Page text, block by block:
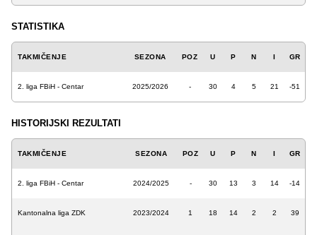
STATISTIKA
TAKMIČENJE SEZONA POZ U P N I GR
2. liga FBiH - Centar 2025/2026 - 30 4 5 21 -51
HISTORIJSKI REZULTATI
TAKMIČENJE SEZONA POZ U P N I GR
2. liga FBiH - Centar 2024/2025 - 30 13 3 14 -14
Kantonalna liga ZDK 2023/2024 1 18 14 2 2 39